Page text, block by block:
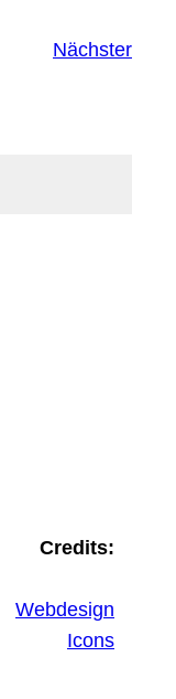
Nächster
Credits:
Webdesign
Icons